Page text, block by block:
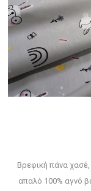
Βρεφική πάνα
απαλό 100% αγνό